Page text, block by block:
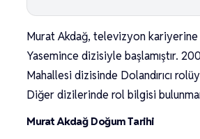
Murat Akdağ, televizyon kariyerine
Yasemince dizisiyle başlamıştır.
Mahallesi dizisinde Dolandırıcı
Diğer dizilerinde rol bilgisi
Murat Akdağ Doğum Tarihi